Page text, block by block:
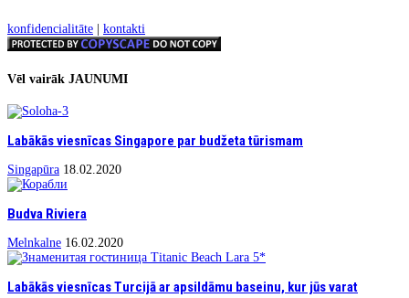
konfidencialitāte kontakti
Vēl vairāk JAUNUMI
Labākās viesnīcas Singapore par budžeta tūrismam
Singapūra 18.02.2020
Budva Riviera
Melnkalne 16.02.2020
Labākās viesnīcas Turcijā ar apsildāmu baseinu, kur jūs varat